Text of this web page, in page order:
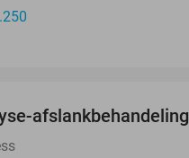
afslankbehandeling